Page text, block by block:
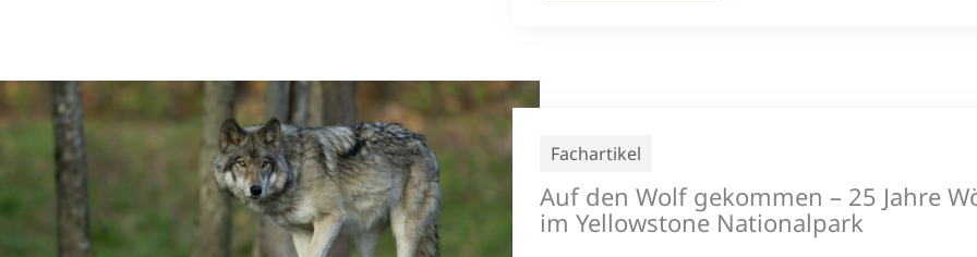
Fachartikel
Auf den Wolf gekommen – 25 Jahre
im Yellowstone Nationalpark